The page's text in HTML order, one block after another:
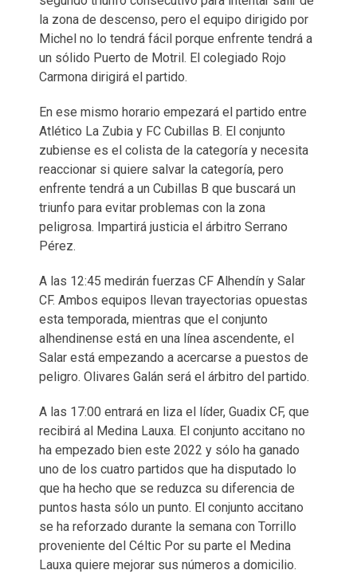
la zona de descenso, pero el equipo dirigido por
Michel no lo tendrá fácil porque enfrente tendrá a
un sólido Puerto de Motril. El colegiado Rojo
Carmona dirigirá el partido.
En ese mismo horario empezará el partido entre
Atlético La Zubia y FC Cubillas B. El conjunto
zubiense es el colista de la categoría y necesita
reaccionar si quiere salvar la categoría, pero
enfrente tendrá a un Cubillas B que buscará un
triunfo para evitar problemas con la zona
peligrosa. Impartirá justicia el árbitro Serrano
Pérez.
A las 12:45 medirán fuerzas CF Alhendín y Salar
CF. Ambos equipos llevan trayectorias opuestas
esta temporada, mientras que el conjunto
alhendinense está en una línea ascendente, el
Salar está empezando a acercarse a puestos de
peligro. Olivares Galán será el árbitro del partido.
A las 17:00 entrará en liza el líder, Guadix CF, que
recibirá al Medina Lauxa. El conjunto accitano no
ha empezado bien este 2022 y sólo ha ganado
uno de los cuatro partidos que ha disputado lo
que ha hecho que se reduzca su diferencia de
puntos hasta sólo un punto. El conjunto accitano
se ha reforzado durante la semana con Torrillo
proveniente del Céltic Por su parte el Medina
Lauxa quiere mejorar sus números a domicilio.